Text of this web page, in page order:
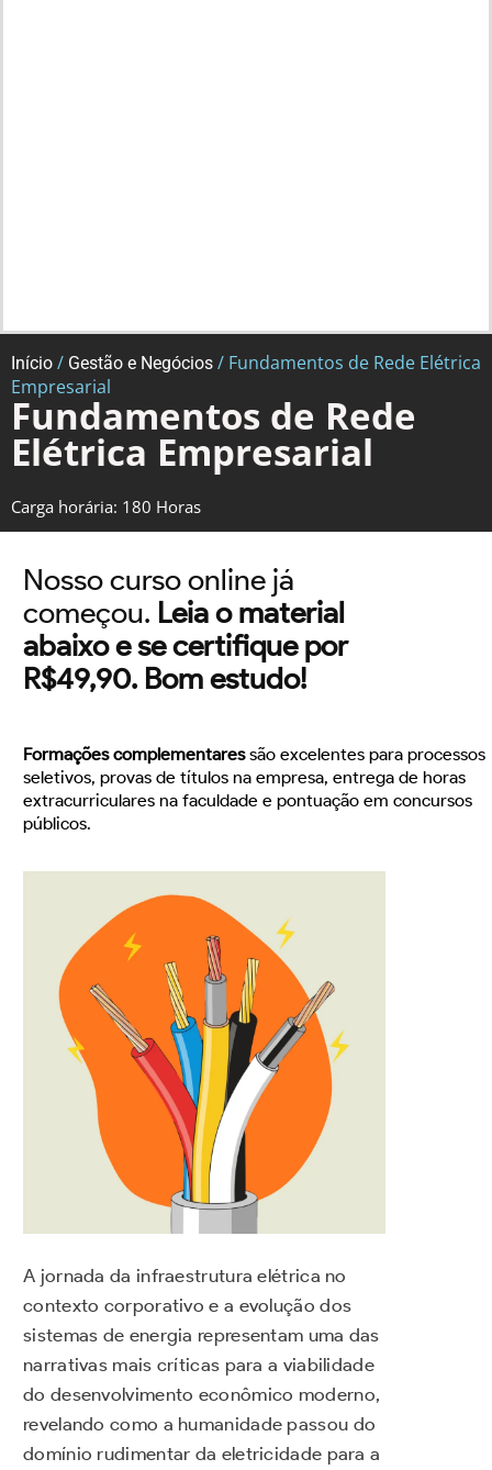
Início / Gestão e Negócios / Fundamentos de Rede Elétrica
Empresarial
Fundamentos de Rede
Elétrica Empresarial
Carga horária: 180 Horas
Nosso curso online já
começou. Leia o material
abaixo e se certifique por
R$49,90. Bom estudo!
Formações complementaressão excelentes para processos
seletivos, provas de títulos na empresa, entrega de horas
extracurriculares na faculdade e pontuação em concursos
públicos.
A jornada da infraestrutura elétrica no
contexto corporativo e a evolução dos
sistemas de energia representam uma das
narrativas mais críticas para a viabilidade
do desenvolvimento econômico moderno,
revelando como a humanidade passou do
domínio rudimentar da eletricidade para a